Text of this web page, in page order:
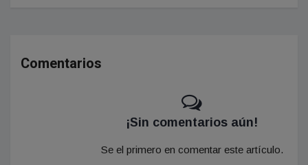
Comentarios
¡Sin comentarios aún!
Se el primero en comentar este artículo.